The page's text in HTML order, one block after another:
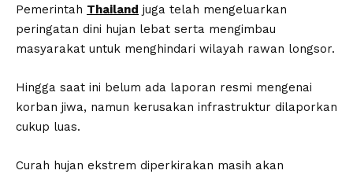
Pemerintah Thailand juga telah mengeluarkan
peringatan dini hujan lebat serta mengimbau
masyarakat untuk menghindari wilayah rawan longsor.
Hingga saat ini belum ada laporan resmi mengenai
korban jiwa, namun kerusakan infrastruktur dilaporkan
cukup luas.
Curah hujan ekstrem diperkirakan masih akan